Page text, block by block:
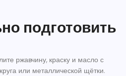
подготовить
ржавчину, краску и масло с
или металлической щётки.